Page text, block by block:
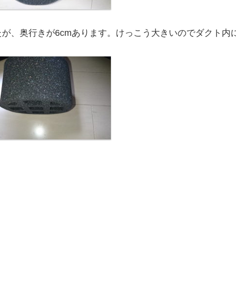
、奥行きが6cmあります。けっこう大きいのでダクト内